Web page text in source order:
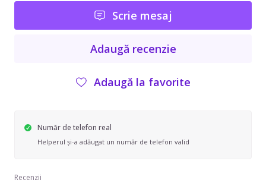
Scrie mesaj
Adaugă recenzie
Adaugă la favorite
Număr de telefon real
Helperul și-a adăugat un număr de telefon valid
Recenzii